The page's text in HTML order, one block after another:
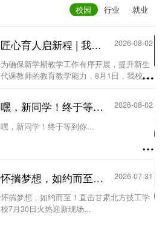
匠心育人启新程 | 我校召开新生代课教师教学工作专题会议...
2026-08-02
为确保新学期教学工作有序开展，提升新生
代课教师的教育教学能力，8月1日，我校教
主任何欣蔚及全体新生代课教师参加会
议。...
嘿，新同学！终于等到你...
2026-08-02
嘿，新同学！终于等到你...
怀揣梦想，如约而至！直击甘肃北方技工学校7月30日火热迎新现场...
2026-07-31
怀揣梦想，如约而至！直击甘肃北方技工学
校7月30日火热迎新现场...